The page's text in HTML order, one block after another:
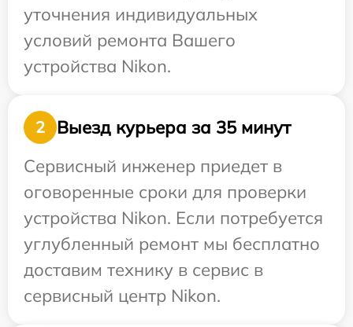
уточнения индивидуальных
условий ремонта Вашего
устройства Nikon.
2
Выезд курьера за 35 минут
Сервисный инженер приедет в
оговоренные сроки для проверки
устройства Nikon. Если потребуется
углубленный ремонт мы бесплатно
доставим технику в сервис в
сервисный центр Nikon.